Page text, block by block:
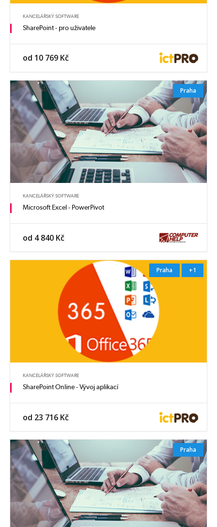
KANCELÁŘSKÝ SOFTWARE
SharePoint - pro uživatele
od 10 769 Kč
Praha
KANCELÁŘSKÝ SOFTWARE
Microsoft Excel - PowerPivot
od 4 840 Kč
Praha +1
KANCELÁŘSKÝ SOFTWARE
SharePoint Online - Vývoj aplikací
od 23 716 Kč
Praha